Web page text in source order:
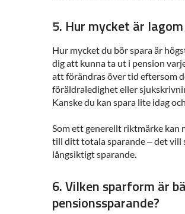
5. Hur mycket är
Hur mycket du bör spara är
dig att kunna ta ut i pension
att förändras över tid eftersom
föräldraledighet eller
Kanske du kan spara lite idag
Som ett generellt riktmärke kan
till ditt totala sparande – det vill
långsiktigt sparande.
6. Vilken sparform är
pensionssparande?